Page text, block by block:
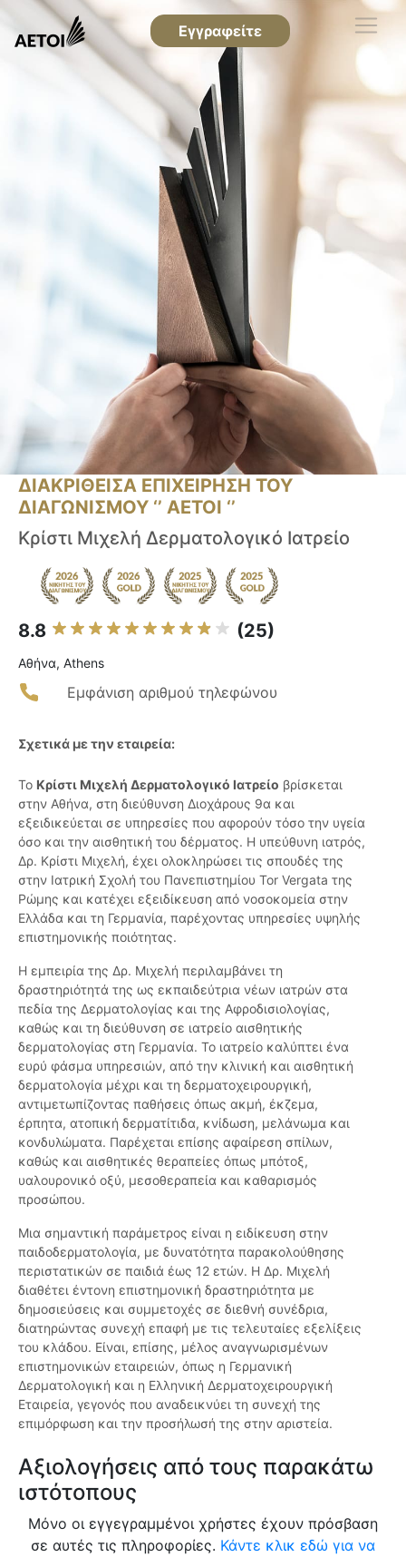
Εγγραφείτε
ΔΙΑΚΡΙΘΕΙΣΑ ΕΠΙΧΕΙΡΗΣΗ ΤΟΥ
ΔΙΑΓΩΝΙΣΜΟΥ ‘’ ΑΕΤΟΙ ‘’
Κρίστι Μιχελή Δερματολογικό Ιατρείο
8.8 (25)
Αθήνα, Athens
Εμφάνιση αριθμού τηλεφώνου
Σχετικά με την εταιρεία:
Το Κρίστι Μιχελή Δερματολογικό Ιατρείο βρίσκεται
στην Αθήνα, στη διεύθυνση Διοχάρους 9α και
εξειδικεύεται σε υπηρεσίες που αφορούν τόσο την υγεία
όσο και την αισθητική του δέρματος. Η υπεύθυνη ιατρός,
Δρ. Κρίστι Μιχελή, έχει ολοκληρώσει τις σπουδές της
στην Ιατρική Σχολή του Πανεπιστημίου Tor Vergata της
Ρώμης και κατέχει εξειδίκευση από νοσοκομεία στην
Ελλάδα και τη Γερμανία, παρέχοντας υπηρεσίες υψηλής
επιστημονικής ποιότητας.
Η εμπειρία της Δρ. Μιχελή περιλαμβάνει τη
δραστηριότητά της ως εκπαιδεύτρια νέων ιατρών στα
πεδία της Δερματολογίας και της Αφροδισιολογίας,
καθώς και τη διεύθυνση σε ιατρείο αισθητικής
δερματολογίας στη Γερμανία. Το ιατρείο καλύπτει ένα
ευρύ φάσμα υπηρεσιών, από την κλινική και αισθητική
δερματολογία μέχρι και τη δερματοχειρουργική,
αντιμετωπίζοντας παθήσεις όπως ακμή, έκζεμα,
έρπητα, ατοπική δερματίτιδα, κνίδωση, μελάνωμα και
κονδυλώματα. Παρέχεται επίσης αφαίρεση σπίλων,
καθώς και αισθητικές θεραπείες όπως μπότοξ,
υαλουρονικό οξύ, μεσοθεραπεία και καθαρισμός
προσώπου.
Μια σημαντική παράμετρος είναι η ειδίκευση στην
παιδοδερματολογία, με δυνατότητα παρακολούθησης
περιστατικών σε παιδιά έως 12 ετών. Η Δρ. Μιχελή
διαθέτει έντονη επιστημονική δραστηριότητα με
δημοσιεύσεις και συμμετοχές σε διεθνή συνέδρια,
διατηρώντας συνεχή επαφή με τις τελευταίες εξελίξεις
του κλάδου. Είναι, επίσης, μέλος αναγνωρισμένων
επιστημονικών εταιρειών, όπως η Γερμανική
Δερματολογική και η Ελληνική Δερματοχειρουργική
Εταιρεία, γεγονός που αναδεικνύει τη συνεχή της
επιμόρφωση και την προσήλωσή της στην αριστεία.
Αξιολογήσεις από τους παρακάτω
ιστότοπους
Μόνο οι εγγεγραμμένοι χρήστες έχουν πρόσβαση
σε αυτές τις πληροφορίες. Κάντε κλικ εδώ για να